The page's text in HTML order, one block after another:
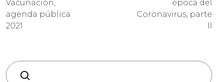
Vacunación,
agenda pública
2021
época del
Coronavirus, parte
II
Search